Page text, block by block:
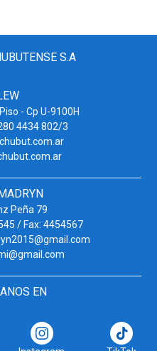
S.A
- Cp U-9100H
4434 802/3
Peña 79
/ Fax: 4454567
EN